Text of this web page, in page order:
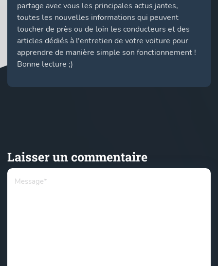
partage avec vous les principales actus jantes,
toutes les nouvelles informations qui peuvent
toucher de près ou de loin les conducteurs et des
articles dédiés à l'entretien de votre voiture pour
apprendre de manière simple son fonctionnement !
Bonne lecture ;)
Laisser un commentaire